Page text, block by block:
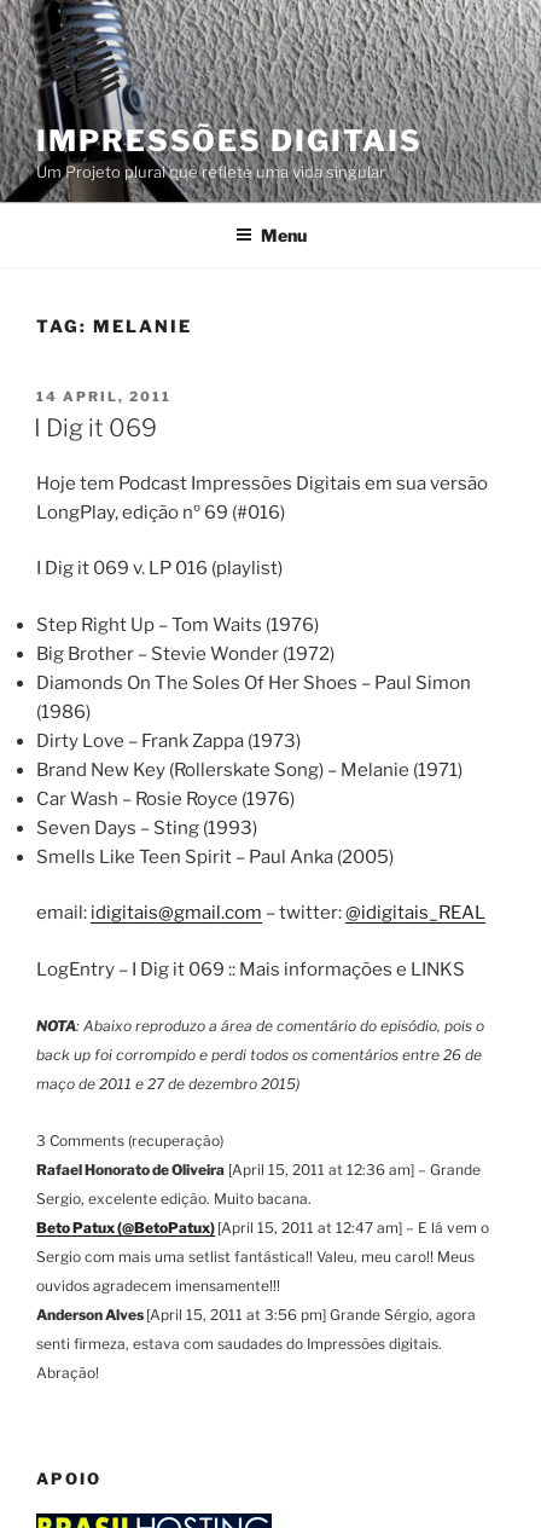
Skip
to
content
IMPRESSÕES DIGITAIS
Um Projeto plural que reflete uma vida singular
Menu
TAG: MELANIE
POSTED
ON
14 APRIL, 2011
I Dig it 069
Hoje tem Podcast Impressões Digitais em sua versão
LongPlay, edição nº 69 (#016)
I Dig it 069 v. LP 016 (playlist)
Step Right Up – Tom Waits (1976)
Big Brother – Stevie Wonder (1972)
Diamonds On The Soles Of Her Shoes – Paul Simon
(1986)
Dirty Love – Frank Zappa (1973)
Brand New Key (Rollerskate Song) – Melanie (1971)
Car Wash – Rosie Royce (1976)
Seven Days – Sting (1993)
Smells Like Teen Spirit – Paul Anka (2005)
email: idigitais@gmail.com – twitter:@idigitais_REAL
LogEntry – I Dig it 069 :: Mais informações e LINKS
NOTA: Abaixo reproduzo a área de comentário do episódio, pois o
back up foi corrompido e perdi todos os comentários entre 26 de
maço de 2011 e 27 de dezembro 2015)
3 Comments (recuperação)
Rafael Honorato de Oliveira [April 15, 2011 at 12:36 am] – Grande
Sergio, excelente edição. Muito bacana.
Beto Patux (@BetoPatux) [April 15, 2011 at 12:47 am] – E lá vem o
Sergio com mais uma setlist fantástica!! Valeu, meu caro!! Meus
ouvidos agradecem imensamente!!!
Anderson Alves [April 15, 2011 at 3:56 pm] Grande Sérgio, agora
senti firmeza, estava com saudades do Impressões digitais.
Abração!
APOIO